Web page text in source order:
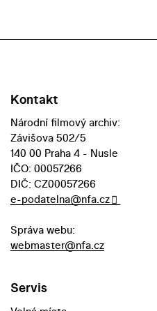
Kontakt
Národní filmový archiv:
Závišova 502/5
140 00 Praha 4 - Nusle
IČO: 00057266
DIČ: CZ00057266
e-podatelna@nfa.cz
Správa webu:
webmaster@nfa.cz
Servis